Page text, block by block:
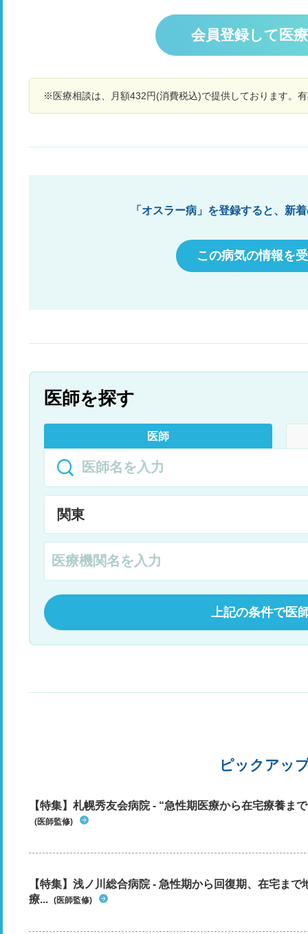
を買って飲んだら次第に落ち着いてきました。 も
し低血糖の場合は何か糖分になるものを食べない
と改善しないと思うのですが、水分をとっただけ
り脱水症状によるものと思って良いでしょうか？
また、もし低血糖のような症状が出たとしてもそ
うか？
6
科に行ってみるといいと言われ、育児に頑張りす
ぎないようにと言われました。 その後、3回ほど
疲れが溜まっている時に症状が出ていますが 同じ
原因なのか、熱射病、胃腸炎の可能性もあり何が
か休日のためすぐに受診は難しく また吐き気で病
院に向かうことも難しいです。 救急の際に出して
会員登録して医
※医療相談は、月額432円(消費税込)で提供しております。
「オスラー病」を登録すると、新
この病気の情報を
医師を探す
医師
上記の条件で医
ピックアッ
【特集】札幌秀友会病院 - “急性期医療から在宅療養ま
(医師監修)
【特集】浅ノ川総合病院 - 急性期から回復期、在宅ま
療... (医師監修)